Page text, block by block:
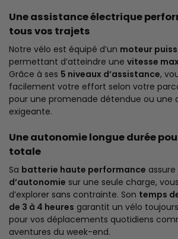
Une assistance électrique
tous vos trajets
Notre vélo est équipé d’un moteur
permettant d’atteindre une vitesse
Grâce à ses 5 niveaux d’assistance,
facilement votre effort selon votre
pour une promenade détendue ou une
exigeante.
Une autonomie longue durée
totale
Sa batterie haute performance assure
d’autonomie sur une seule charge,
d’explorer sans contrainte. Son temps
de 3 à 4 heures garantit un vélo
pour vos déplacements quotidiens
aventures du week-end.